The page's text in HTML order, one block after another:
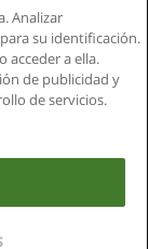
-
Analizar
su identificación.
acceder a ella.
de publicidad y
de servicios.